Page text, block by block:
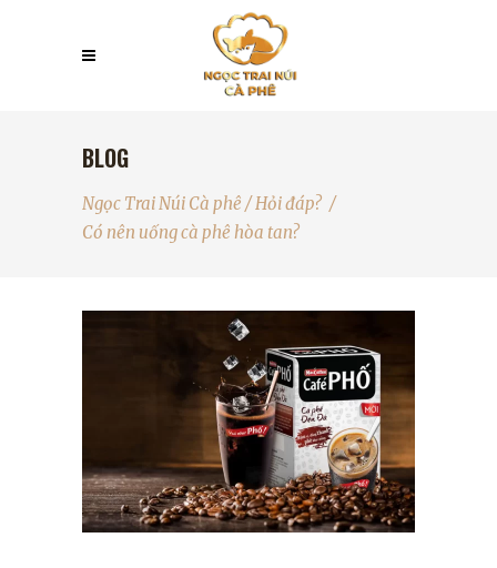
BLOG
Ngọc Trai Núi Cà phê /Hỏi đáp? /
Có nên uống cà phê hòa tan?